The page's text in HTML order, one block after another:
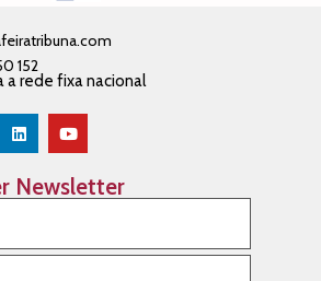
152
a rede fixa nacional
Newsletter